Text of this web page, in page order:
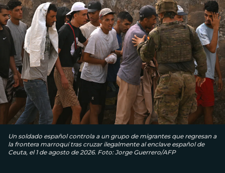
Un soldado español controla a un grupo de migrantes que regresan a
la frontera marroquí tras cruzar ilegalmente al enclave español de
Ceuta, el 1 de agosto de 2026. Foto: Jorge Guerrero/AFP